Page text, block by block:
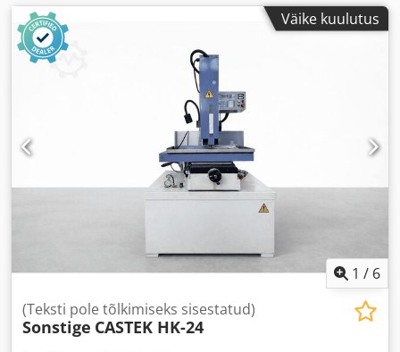
Väike kuulutus
1 / 6
(Teksti pole tõlkimiseks sisestatud)
Sonstige CASTEK HK-24